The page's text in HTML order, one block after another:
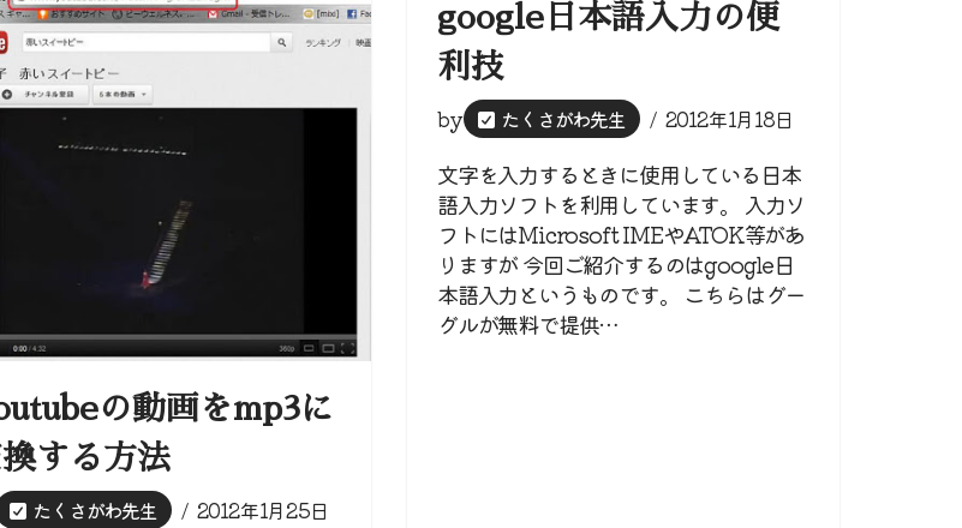
の動画をmp3に
する方法
たくさがわ先生 2012年1月25日
google日本語入力の便
利技
by たくさがわ先生 2012年1月18日
文字を入力するときに使用している日本
語入力ソフトを利用しています。 入力ソ
フトにはMicrosoft IMEやATOK等があ
りますが 今回ご紹介するのはgoogle日
本語入力というものです。 こちらはグー
グルが無料で提供…